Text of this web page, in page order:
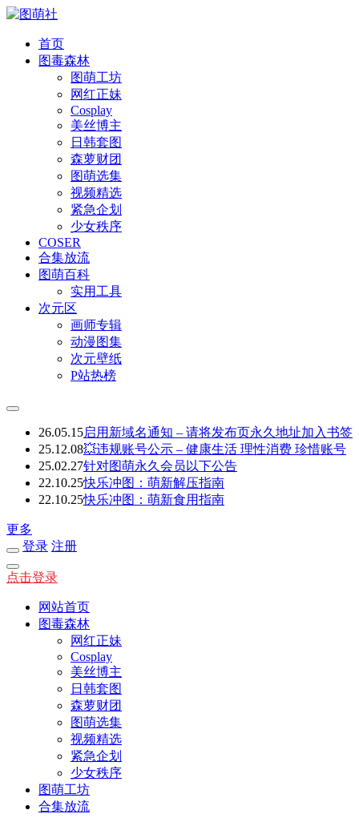
首页
图毒森林
图萌工坊
网红正妹
Cosplay
美丝博主
日韩套图
森萝财团
图萌选集
视频精选
紧急企划
少女秩序
COSER
合集放流
图萌百科
实用工具
次元区
画师专辑
动漫图集
次元壁纸
P站热榜
26.05.15启用新域名通知 – 请将发布页永久地址加入书签
25.12.08💥违规账号公示 – 健康生活 理性消费 珍惜账号
25.02.27针对图萌永久会员以下公告
22.10.25快乐冲图：萌新解压指南
22.10.25快乐冲图：萌新食用指南
更多
登录 注册
点击登录
网站首页
图毒森林
网红正妹
Cosplay
美丝博主
日韩套图
森萝财团
图萌选集
视频精选
紧急企划
少女秩序
图萌工坊
合集放流